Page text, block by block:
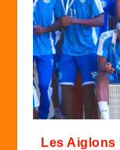
Les Aiglons